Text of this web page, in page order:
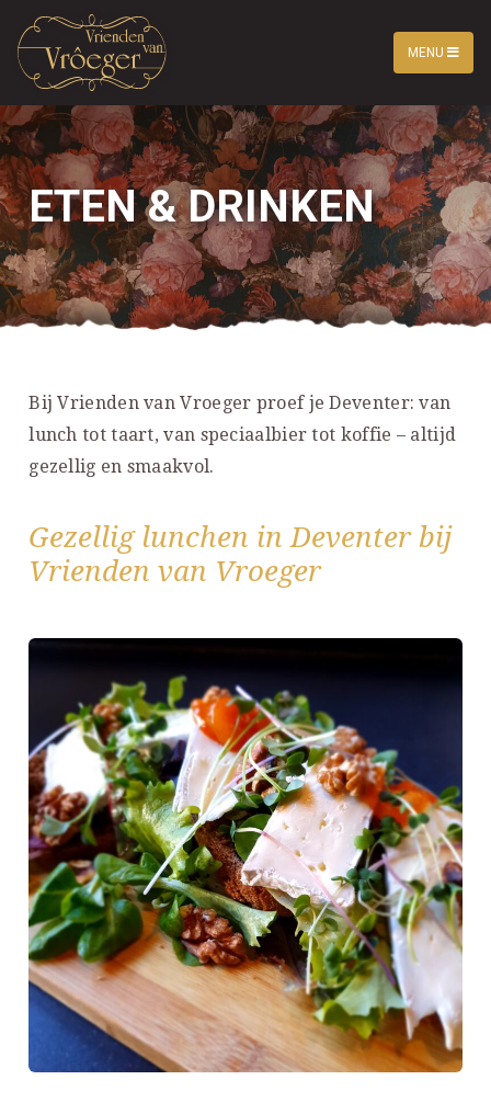
MENU
ETEN & DRINKEN
Bij Vrienden van Vroeger proef je Deventer: van
lunch tot taart, van speciaalbier tot koffie – altijd
gezellig en smaakvol.
Gezellig lunchen in Deventer bij
Vrienden van Vroeger